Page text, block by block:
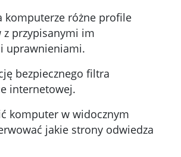
komputerze różne profile
z przypisanymi im
uprawnieniami.
bezpiecznego filtra
internetowej.
komputer w widocznym
jakie strony odwiedza